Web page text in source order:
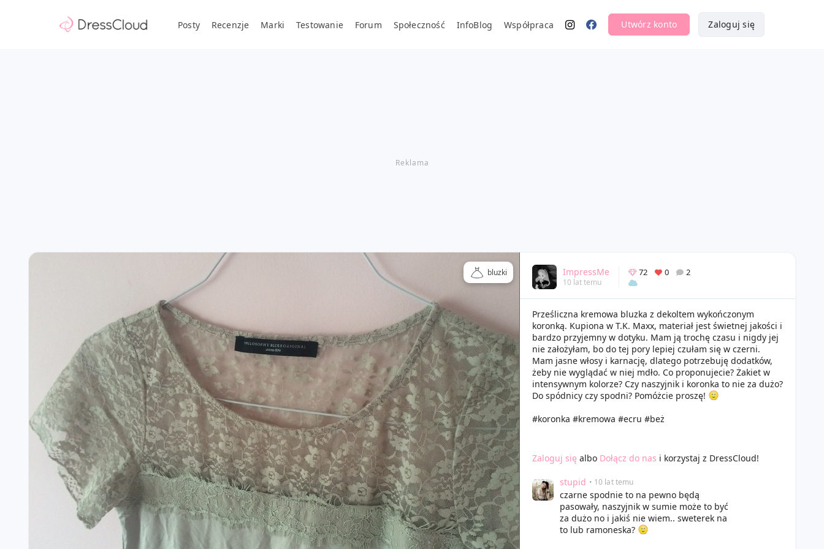
Posty Recenzje Marki Testowanie Forum Społeczność InfoBlog Współpraca Utwórz konto Zaloguj się
bluzki ImpressMe
10 lat temu
72 0 2
Prześliczna kremowa bluzka z dekoltem wykończonym
koronką. Kupiona w T.K. Maxx, materiał jest świetnej jakości i
bardzo przyjemny w dotyku. Mam ją trochę czasu i nigdy jej
nie założyłam, bo do tej pory lepiej czułam się w czerni.
Mam jasne włosy i karnację, dlatego potrzebuję dodatków,
żeby nie wyglądać w niej mdło. Co proponujecie? Żakiet w
intensywnym kolorze? Czy naszyjnik i koronka to nie za dużo?
Do spódnicy czy spodni? Pomóżcie proszę!
#koronka #kremowa #ecru #beż
Zaloguj się albo Dołącz do nas i korzystaj z DressCloud!
stupid • 10 lat temu
czarne spodnie to na pewno będą
pasowały, naszyjnik w sumie może to być
za dużo no i jakiś nie wiem.. sweterek na
to lub ramoneska?